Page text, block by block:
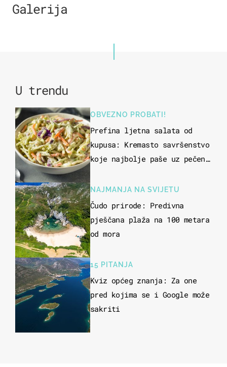
Galerija
U trendu
OBVEZNO PROBATI!
Prefina ljetna salata od
kupusa: Kremasto savršenstvo
koje najbolje paše uz pečeno
NAJMANJA NA SVIJETU
Čudo prirode: Predivna
pješčana plaža na 100 metara
od mora
15 PITANJA
Kviz općeg znanja: Za one
pred kojima se i Google može
sakriti